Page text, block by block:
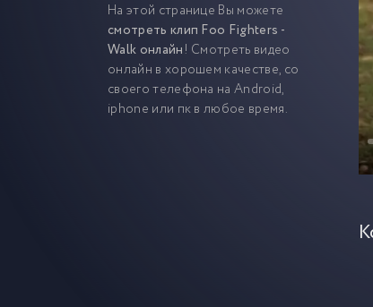
На этой странице Вы можете
смотреть клип Foo Fighters -
Walk онлайн! Смотреть видео
онлайн в хорошем качестве, со
своего телефона на Android,
iphone или пк в любое время.